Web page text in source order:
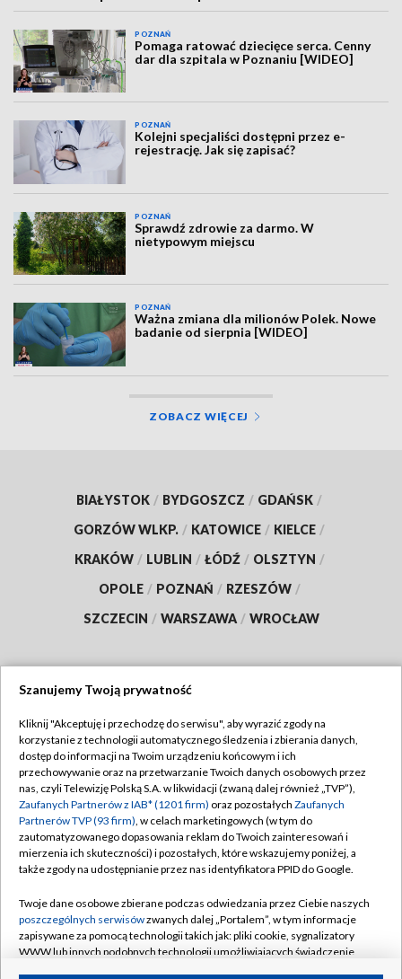
POZNAŃ
Pomaga ratować dziecięce serca. Cenny
dar dla szpitala w Poznaniu [WIDEO]
POZNAŃ
Kolejni specjaliści dostępni przez e-
rejestrację. Jak się zapisać?
POZNAŃ
Sprawdź zdrowie za darmo. W
nietypowym miejscu
POZNAŃ
Ważna zmiana dla milionów Polek. Nowe
badanie od sierpnia [WIDEO]
ZOBACZ WIĘCEJ
BIAŁYSTOK / BYDGOSZCZ / GDAŃSK /
GORZÓW WLKP. / KATOWICE / KIELCE /
KRAKÓW / LUBLIN / ŁÓDŹ / OLSZTYN /
OPOLE / POZNAŃ / RZESZÓW /
SZCZECIN / WARSZAWA / WROCŁAW
TVP
Abonament TVP
Emisja w TVP
Centrum informacji TVP
Naziemna Telewizja Cyfrowa
Rada Programowa
System NOS
Informacje o nadawcy
Regulamin TVP
Polityka prywatności
Moje zgody
Pomoc
Kontakt
Szanujemy Twoją prywatność
Kliknij "Akceptuję i przechodzę do serwisu", aby wyrazić zgody na
korzystanie z technologii automatycznego śledzenia i zbierania danych,
dostęp do informacji na Twoim urządzeniu końcowym i ich
przechowywanie oraz na przetwarzanie Twoich danych osobowych przez
nas, czyli Telewizję Polską S.A. w likwidacji (zwaną dalej również „TVP”),
Zaufanych Partnerów z IAB* (1201 firm) oraz pozostałych Zaufanych
Partnerów TVP (93 firm), w celach marketingowych (w tym do
zautomatyzowanego dopasowania reklam do Twoich zainteresowań i
mierzenia ich skuteczności) i pozostałych, które wskazujemy poniżej, a
także zgody na udostępnianie przez nas identyfikatora PPID do Google.
Twoje dane osobowe zbierane podczas odwiedzania przez Ciebie naszych
poszczególnych serwisówzwanych dalej „Portalem”, w tym informacje
zapisywane za pomocą technologii takich jak: pliki cookie, sygnalizatory
WWW lub innych podobnych technologii umożliwiających świadczenie